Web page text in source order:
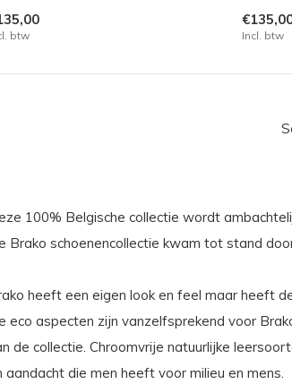
btw Incl. btw
100% Belgische collectie wordt
Brako schoenencollectie kwam tot stand
heeft een eigen look en feel maar heeft
eco aspecten zijn vanzelfsprekend voor
de collectie. Chroomvrije natuurlijke
aandacht die men heeft voor milieu en mens.